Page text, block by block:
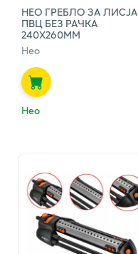
НЕО ГРЕБЛО ЗА ЛИСЈА
ПВЦ БЕЗ РАЧКА
240Х260ММ
Нео
Нео